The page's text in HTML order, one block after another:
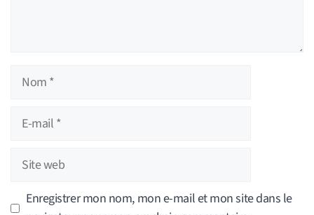
Nom
Site
Enregistrer mon nom, mon e-mail et mon site dans le